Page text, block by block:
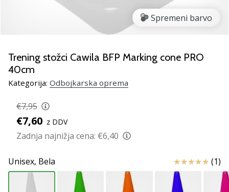
mi?
Pridruži
se
kot
brend
ambasador/ka.
11. 8. 2022
•
2 min. branja
Spremeni barvo
Trening stožci Cawila BFP Marking cone PRO
40cm
Kategorija: Odbojkarska oprema
€7,95
€7,60 z DDV
Zadnja najnižja cena: €6,40
Unisex, Bela Ocena izdelka
(1)